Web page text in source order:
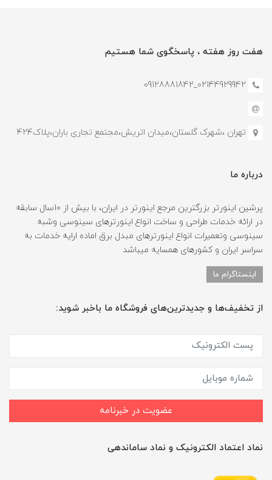
هفت روز هفته ، پاسخگوی شما هستیم
02144929942_09128881842
تهران ،شهرک گلستان،میدان اتریش،مجتمع تجاری باران،پلاک۴۲۴
درباره ما
پرشین اینورتر بزرگترین مرجع اینورتر در ایران، با بیش از 10سال سابقه
در ارائه خدمات طراحی و ساخت انواع اینورترهای سینوسی وشبه
سینوسی وتعمیرات انواع اینورترهای مبدل برق اماده ارایه خدمات به
سراسر ایران و کشورهای همسایه میباشد
اینستاگرام ما
از تخفیف‌ها و جدیدترین‌های فروشگاه ما باخبر شوید:
عضویت در خبرنامه
نماد اعتماد الکترونیک و نماد ساماندهی